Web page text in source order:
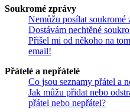
Soukromé zprávy
Nemůžu posílat soukromé
Dostávám nechtěné
Přišel mi od někoho na
email!
Přátelé a nepřátelé
Co jsou seznamy přátel a
Jak můžu přidat nebo
přátel nebo nepřátel?